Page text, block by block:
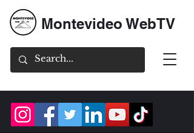
Montevideo WebTV